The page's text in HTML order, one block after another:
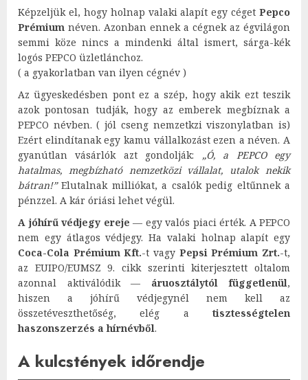
Képzeljük el, hogy holnap valaki alapít egy céget Pepco
Prémium néven. Azonban ennek a cégnek az égvilágon
semmi köze nincs a mindenki által ismert, sárga-kék
logós PEPCO üzletlánchoz.
( a gyakorlatban van ilyen cégnév )
Az ügyeskedésben pont ez a szép, hogy akik ezt teszik
azok pontosan tudják, hogy az emberek megbíznak a
PEPCO névben. ( jól cseng nemzetkzi viszonylatban is)
Ezért elindítanak egy kamu vállalkozást ezen a néven. A
gyanútlan vásárlók azt gondolják: „Ó, a PEPCO egy
hatalmas, megbízható nemzetközi vállalat, utalok nekik
bátran!”Elutalnak milliókat, a csalók pedig eltűnnek a
pénzzel. A kár óriási lehet végül.
A jóhírű védjegy ereje — egy valós piaci érték. A PEPCO
nem egy átlagos védjegy. Ha valaki holnap alapít egy
Coca-Cola Prémium Kft.-t vagy Pepsi Prémium Zrt.-t,
az EUIPO/EUMSZ 9. cikk szerinti kiterjesztett oltalom
azonnal aktiválódik — áruosztálytól függetlenül,
hiszen a jóhírű védjegynél nem kell az
összetéveszthetőség, elég a tisztességtelen
haszonszerzés a hírnévből.
A kulcstények időrendje